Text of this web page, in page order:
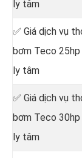
ly tâm
✅ Giá dịch vụ
bơm Teco
ly tâm
✅ Giá dịch vụ
bơm Teco
ly tâm